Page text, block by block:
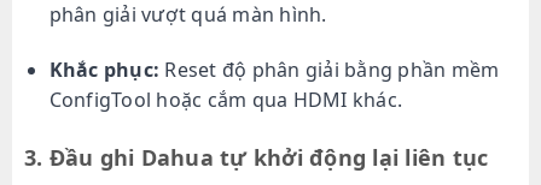
phân giải vượt quá màn hình.
Khắc phục: Reset độ phân giải bằng phần mềm
ConfigTool hoặc cắm qua HDMI khác.
3. Đầu ghi Dahua tự khởi động lại liên tục